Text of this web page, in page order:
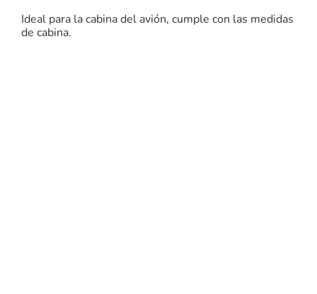
Ideal para la cabina del avión, cumple con las medidas
de cabina.